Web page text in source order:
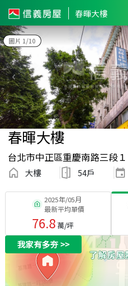
春暉大樓
圖片 1/10
春暉大樓
台北市中正區重慶南路三段
大樓 54戶
2025年/05月
最新平均單價
76.8萬/坪
我家有多夯>>